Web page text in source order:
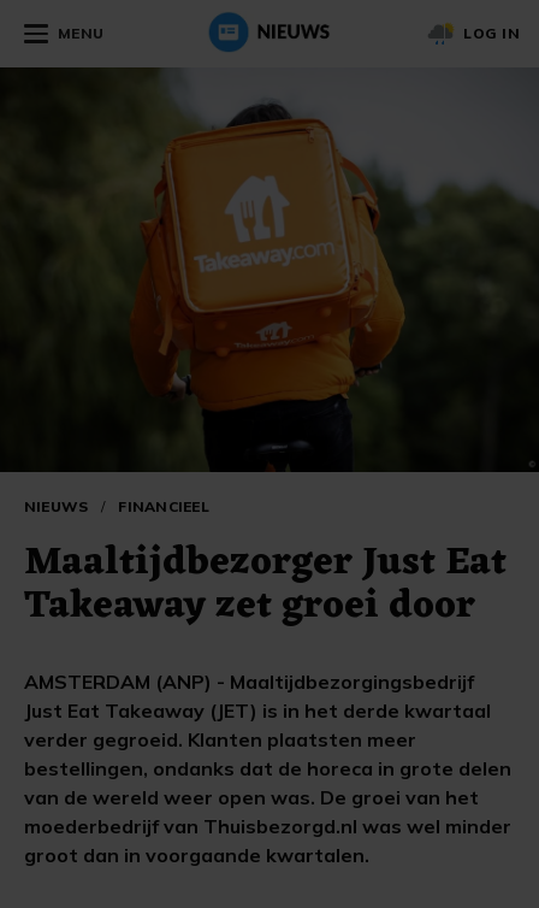
MENU LOG IN
NIEUWS / FINANCIEEL
Maaltijdbezorger Just Eat
Takeaway zet groei door
AMSTERDAM (ANP) - Maaltijdbezorgingsbedrijf
Just Eat Takeaway (JET) is in het derde kwartaal
verder gegroeid. Klanten plaatsten meer
bestellingen, ondanks dat de horeca in grote delen
van de wereld weer open was. De groei van het
moederbedrijf van Thuisbezorgd.nl was wel minder
groot dan in voorgaande kwartalen.